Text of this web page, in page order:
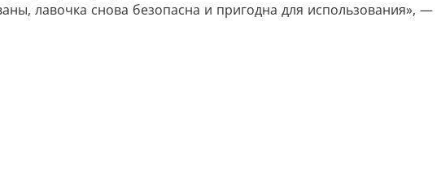
лавочка снова безопасна и пригодна для использования», —